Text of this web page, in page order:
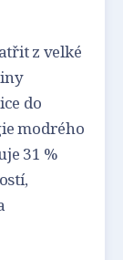
z velké
do
modrého
31 %